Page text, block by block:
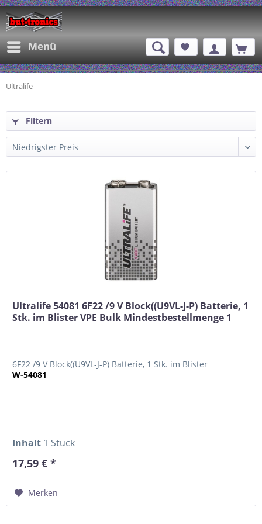
Menü
Ultralife
Filtern
Ultralife 54081 6F22 /9 V Block((U9VL-J-P) Batterie, 1
Stk. im Blister VPE Bulk Mindestbestellmenge 1
6F22 /9 V Block((U9VL-J-P) Batterie, 1 Stk. im Blister
W-54081
Inhalt 1 Stück
17,59 € *
Merken